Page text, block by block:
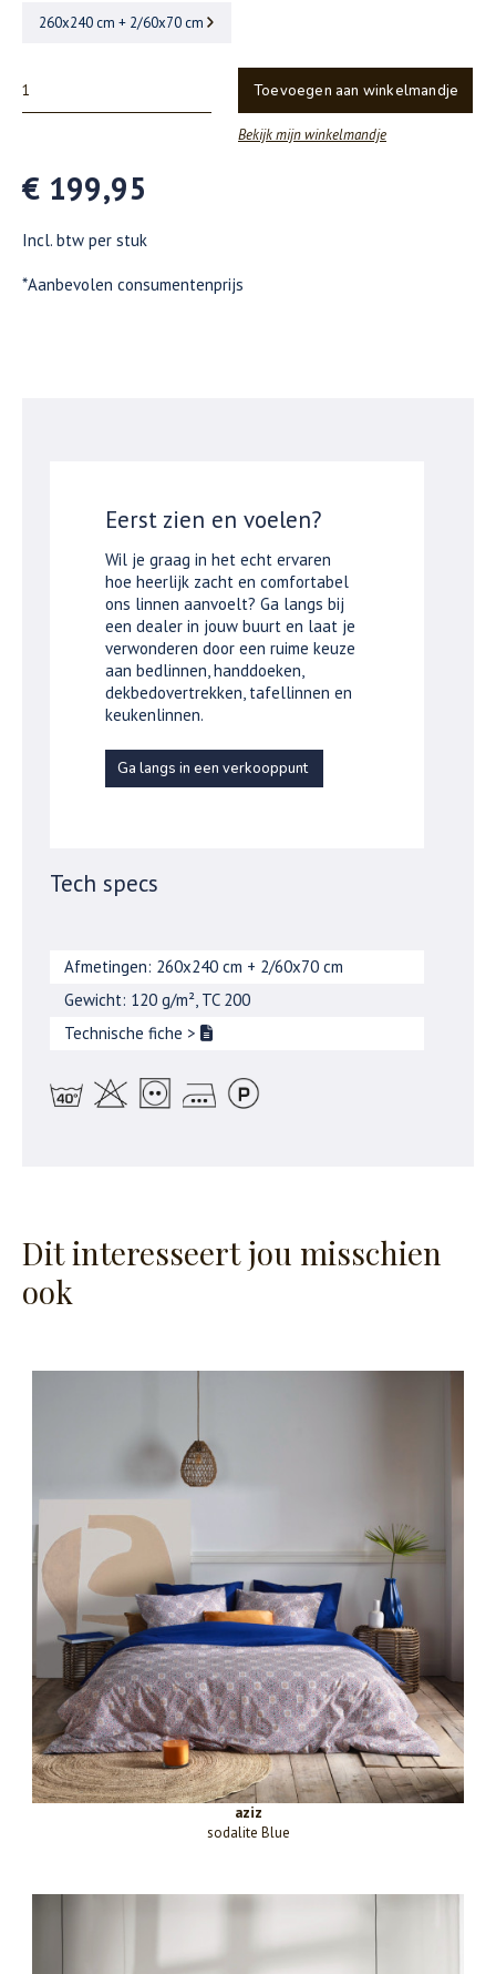
260x240 cm + 2/60x70 cm
Toevoegen aan winkelmandje
Bekijk mijn winkelmandje
€ 199,95
Incl. btw per stuk
*Aanbevolen consumentenprijs
Eerst zien en voelen?
Wil je graag in het echt ervaren
hoe heerlijk zacht en comfortabel
ons linnen aanvoelt? Ga langs bij
een dealer in jouw buurt en laat je
verwonderen door een ruime keuze
aan bedlinnen, handdoeken,
dekbedovertrekken, tafellinnen en
keukenlinnen.
Ga langs in een verkooppunt
Tech specs
Afmetingen: 260x240 cm + 2/60x70 cm
Gewicht: 120 g/m², TC 200
Technische fiche >
Dit interesseert jou misschien
ook
aziz
sodalite Blue